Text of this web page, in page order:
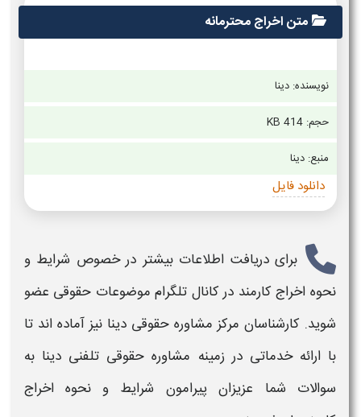
متن اخراج محترمانه
نویسنده: دینا
حجم: 414 KB
منبع: دینا
دانلود فایل
برای دریافت اطلاعات بیشتر در خصوص شرایط و
نحوه اخراج کارمند در کانال تلگرام موضوعات حقوقی عضو
شوید. کارشناسان مرکز مشاوره حقوقی دینا نیز آماده اند تا
با ارائه خدماتی در زمینه مشاوره حقوقی تلفنی دینا به
سوالات شما عزیزان پیرامون شرایط و نحوه اخراج